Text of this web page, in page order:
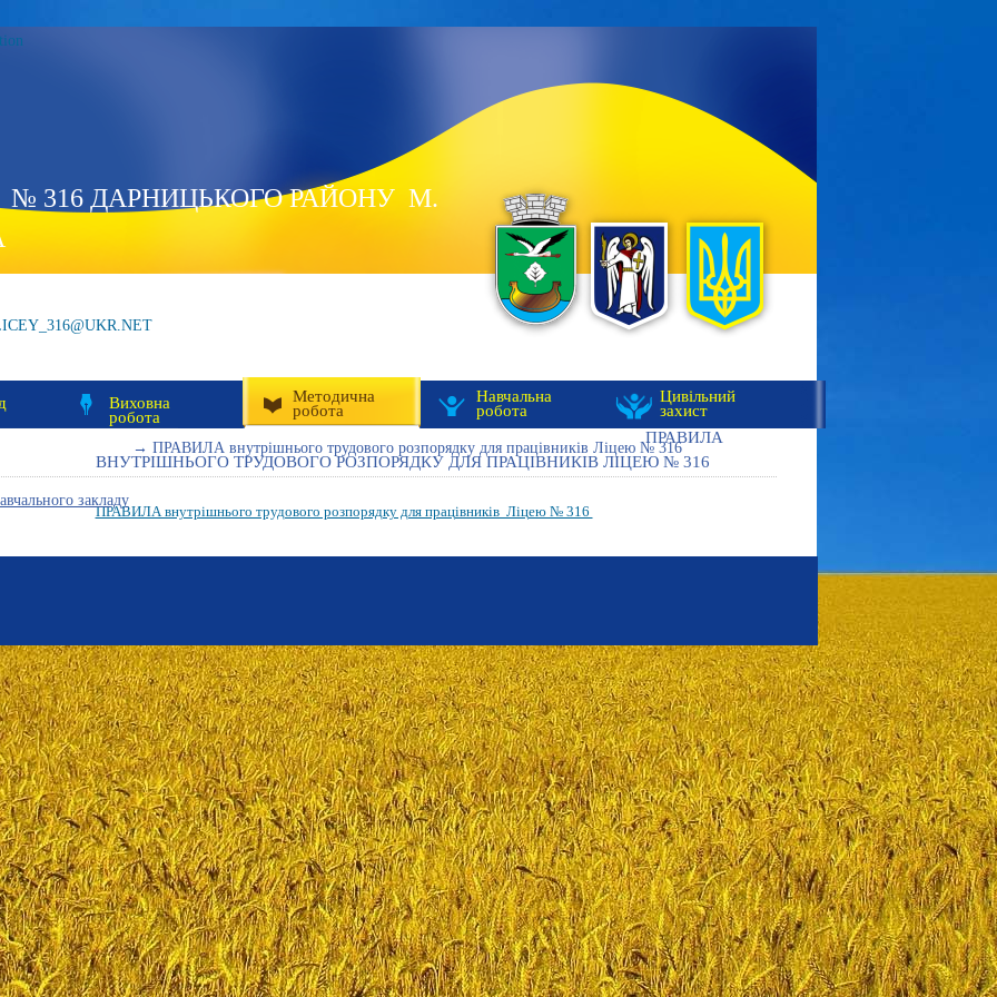
№ 316 ДАРНИЦЬКОГО РАЙОНУ М.
Виховна
робота
Методична
робота
Навчальна
робота
Цивільний
захист
закладу
→ ПРАВИЛА внутрішнього трудового розпорядку для працівників Ліцею № 316
ПРАВИЛА
ВНУТРІШНЬОГО ТРУДОВОГО РОЗПОРЯДКУ ДЛЯ ПРАЦІВНИКІВ ЛІЦЕЮ № 316
ПРАВИЛА внутрішнього трудового розпорядку для працівників Ліцею № 316